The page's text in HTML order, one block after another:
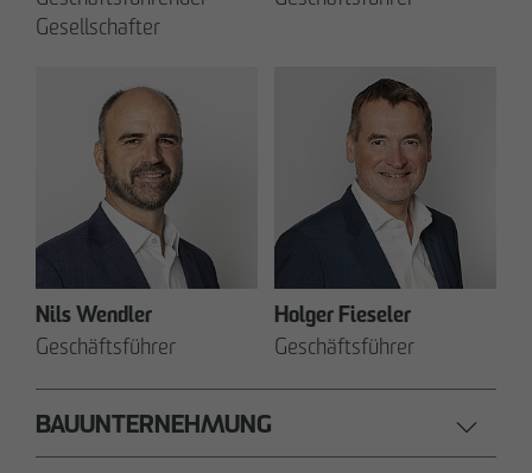
Gesellschafter
Nils Wendler
Geschäftsführer
Holger Fieseler
Geschäftsführer
BAUUNTERNEHMUNG